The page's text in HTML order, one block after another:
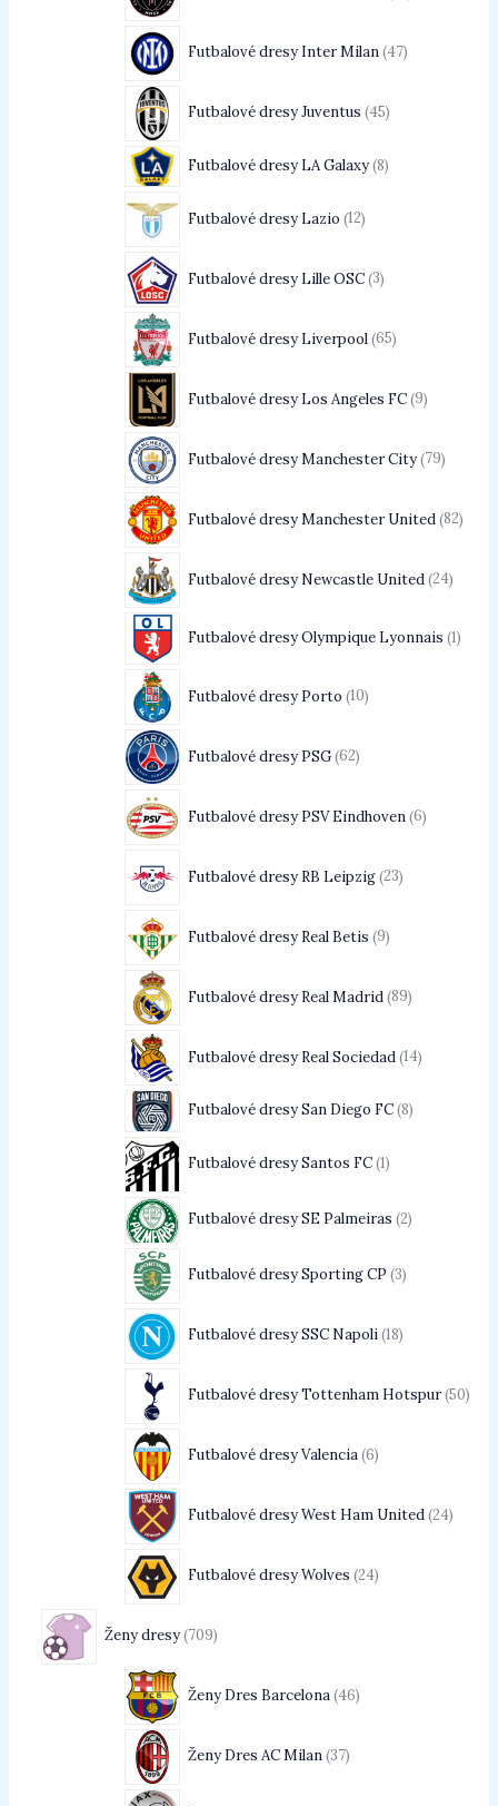
Futbalové dresy Inter Milan 47
Futbalové dresy Juventus 45
Futbalové dresy LA Galaxy 8
Futbalové dresy Lazio 12
Futbalové dresy Lille OSC 3
Futbalové dresy Liverpool 65
Futbalové dresy Los Angeles FC 9
Futbalové dresy Manchester City 79
Futbalové dresy Manchester United 82
Futbalové dresy Newcastle United 24
Futbalové dresy Olympique Lyonnais 1
Futbalové dresy Porto 10
Futbalové dresy PSG 62
Futbalové dresy PSV Eindhoven 6
Futbalové dresy RB Leipzig 23
Futbalové dresy Real Betis 9
Futbalové dresy Real Madrid 89
Futbalové dresy Real Sociedad 14
Futbalové dresy San Diego FC 8
Futbalové dresy Santos FC 1
Futbalové dresy SE Palmeiras 2
Futbalové dresy Sporting CP 3
Futbalové dresy SSC Napoli 18
Futbalové dresy Tottenham Hotspur 50
Futbalové dresy Valencia 6
Futbalové dresy West Ham United 24
Futbalové dresy Wolves 24
Ženy dresy 709
Ženy Dres Barcelona 46
Ženy Dres AC Milan 37